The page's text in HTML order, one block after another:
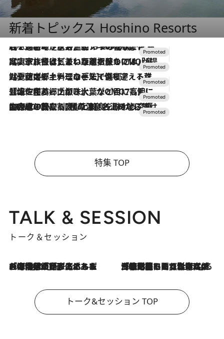
新着トピックス Hoshino Resorts
2026.8.7
【トンボの足水浴】ヒノキの香りに包まれて涼感マックス！約13℃の湧水かけ流しを避暑地「星野温泉 トンボの湯」で体験
2026.7.31
【ホテル帰省】という選択肢をOMOが提案。家族とほどよい距離を保つには「昼は実家、夜は気兼ねなくホテルで！」
2026.7.24
【夏限定ディナーコース】旬を迎える稚鮎や花ズッキーニなどをイタリア・トスカーナの郷土料理の手法で満喫！
2026.7.17
「土佐和ハーブかき氷」がOMO7高知に登場！生姜、山椒、大葉など目にも舌にも涼を呼ぶ郷土の味
2026.7.10
NEW OPEN！【界 草津】名湯の地に誕生。趣の異なる2種の温泉と上州ならではの会席・蕎麦割烹など美食を味わう究極の癒やし旅
特集 TOP
TALK & SESSION
トーク＆セッション
2026.8.3
「今後値上げがあるとすれば…」「リスクがあるのは今年の冬」エネルギー専門家が語る、ホルムズ海峡封鎖が家庭にもたらす“ある心配” 2026.8.3
「住宅建てられない…」「サーチャージ料の高値が続いている」ホルムズ海峡封鎖による影響はいつまで続く？《エネルギー専門家に聞く“どうなる日本の暮らし”》
トーク&セッション TOP